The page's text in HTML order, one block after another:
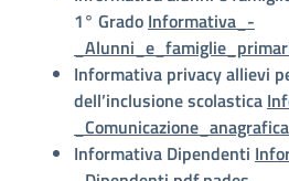
1° Grado Informativa_-
Informativa privacy allievi
dell’inclusione scolastica
Informativa Dipendenti